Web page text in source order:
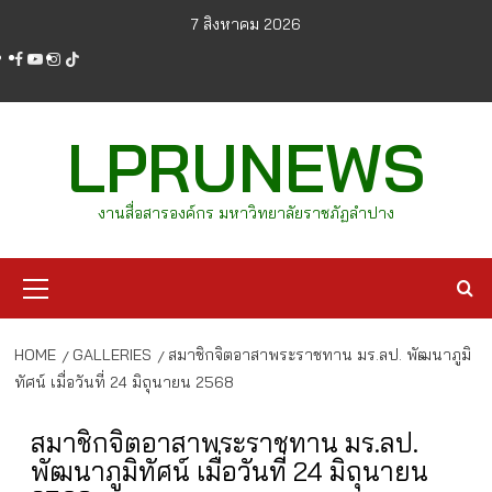
content
7 สิงหาคม 2026
facebook
youtube
instagram
tiktok
LPRUNEWS
งานสื่อสารองค์กร มหาวิทยาลัยราชภัฏลำปาง
Menu
HOME GALLERIES
สมาชิกจิตอาสาพระราชทาน มร.ลป. พัฒนาภูมิ
ทัศน์ เมื่อวันที่ 24 มิถุนายน 2568
สมาชิกจิตอาสาพระราชทาน มร.ลป.
พัฒนาภูมิทัศน์ เมื่อวันที่ 24 มิถุนายน